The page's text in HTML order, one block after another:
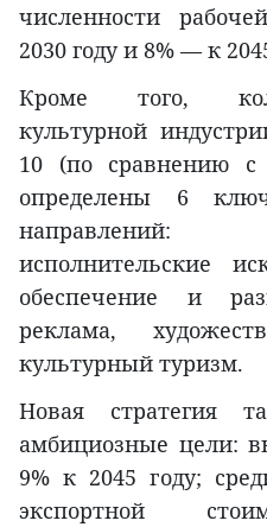
численности
2030 году и 8% — к
Кроме того,
культурной
10 (по сравнению
определены 6
направлений:
исполнительские
обеспечение и
реклама,
культурный туризм.
Новая стратегия
амбициозные цели:
9% к 2045 году;
экспортной